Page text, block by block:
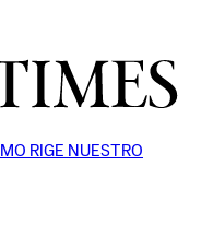
RIGE NUESTRO